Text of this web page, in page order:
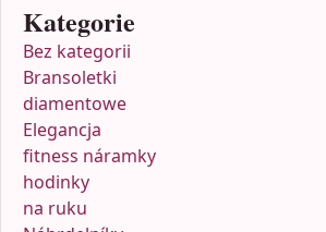
Kategorie
Bez kategorii
Bransoletki
diamentowe
Elegancja
fitness náramky
hodinky
na ruku